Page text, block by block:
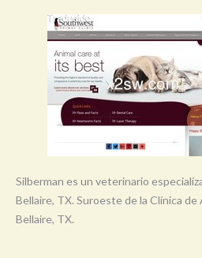
Silberman es un veterinario
Bellaire, TX. Suroeste de la Clínica
Bellaire, TX.